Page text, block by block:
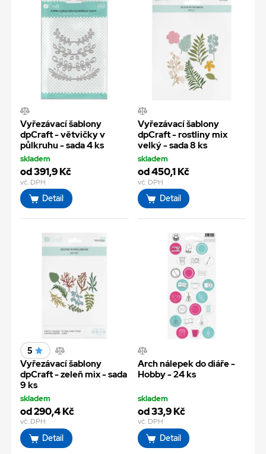
Vyřezávací šablony
dpCraft - větvičky v
půlkruhu - sada 4 ks
skladem
od 391,9 Kč
vč. DPH
Detail
Vyřezávací šablony
dpCraft - rostliny mix
velký - sada 8 ks
skladem
od 450,1 Kč
vč. DPH
Detail
5
Vyřezávací šablony
dpCraft - zeleň mix - sada
9 ks
skladem
od 290,4 Kč
vč. DPH
Detail
Arch nálepek do diáře -
Hobby - 24 ks
skladem
od 33,9 Kč
vč. DPH
Detail